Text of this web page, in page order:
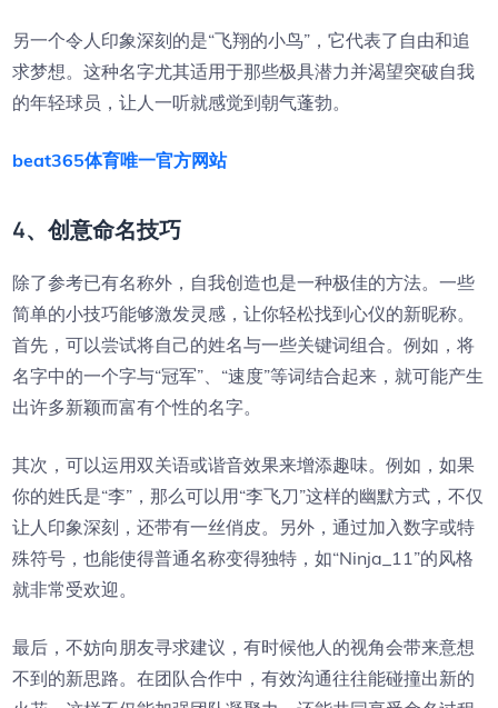
另一个令人印象深刻的是“飞翔的小鸟”，它代表了自由和追
求梦想。这种名字尤其适用于那些极具潜力并渴望突破自我
的年轻球员，让人一听就感觉到朝气蓬勃。
beat365体育唯一官方网站
4、创意命名技巧
除了参考已有名称外，自我创造也是一种极佳的方法。一些
简单的小技巧能够激发灵感，让你轻松找到心仪的新昵称。
首先，可以尝试将自己的姓名与一些关键词组合。例如，将
名字中的一个字与“冠军”、“速度”等词结合起来，就可能产生
出许多新颖而富有个性的名字。
其次，可以运用双关语或谐音效果来增添趣味。例如，如果
你的姓氏是“李”，那么可以用“李飞刀”这样的幽默方式，不仅
让人印象深刻，还带有一丝俏皮。另外，通过加入数字或特
殊符号，也能使得普通名称变得独特，如“Ninja_11”的风格
就非常受欢迎。
最后，不妨向朋友寻求建议，有时候他人的视角会带来意想
不到的新思路。在团队合作中，有效沟通往往能碰撞出新的